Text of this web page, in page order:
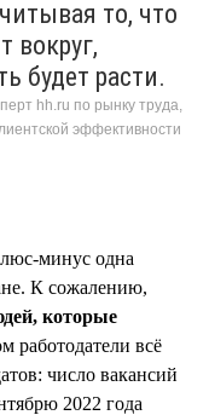
то, что
вокруг,
будет расти.
hh.ru по рынку труда,
эффективности
минус одна
К сожалению,
которые
работодатели всё
число вакансий
2022 года